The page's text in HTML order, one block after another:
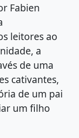
Fabien
leitores ao
a
de uma
cativantes,
de um pai
um filho